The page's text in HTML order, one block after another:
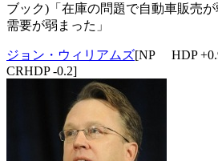
ブック)「在庫の問題で自動車販売
需要が弱まった」
ジョン・ウィリアムズ[NP HDP
CRHDP -0.2]